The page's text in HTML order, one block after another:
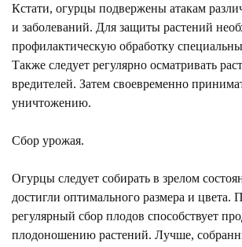
Кстати, огурцы подвержены атакам
и заболеваний. Для защиты растений
профилактическую обработку
Также следует регулярно осматривать
вредителей. Затем своевременно
уничтожению.
Сбор урожая.
Огурцы следует собирать в зрелом
достигли оптимального размера и цвета.
регулярный сбор плодов способствует
плодоношению растений. Лучше,